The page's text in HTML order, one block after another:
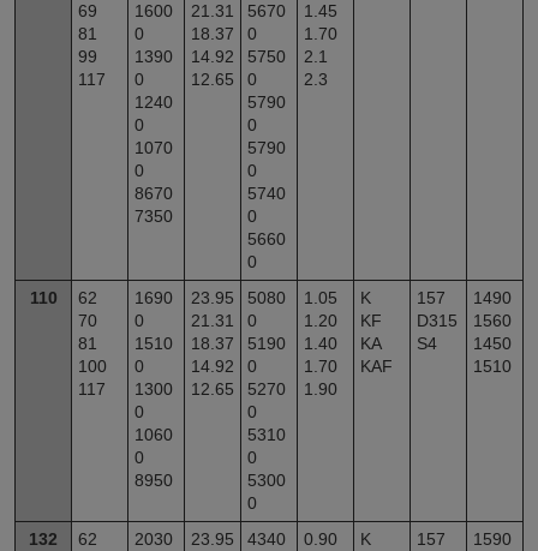
69
81
99
117
1600
0
1390
0
1240
0
1070
0
8670
7350
21.31
18.37
14.92
12.65
5670
0
5750
0
5790
0
5790
0
5740
0
5660
0
1.45
1.70
2.1
2.3
110
62
70
81
100
117
1690
0
1510
0
1300
0
1060
0
8950
23.95
21.31
18.37
14.92
12.65
5080
0
5190
0
5270
0
5310
0
5300
0
1.05
1.20
1.40
1.70
1.90
K
KF
KA
KAF
157
D315
S4
1490
1560
1450
1510
132
62
2030
23.95
4340
0.90
K
157
1590